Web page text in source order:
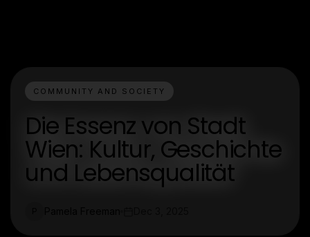
COMMUNITY AND SOCIETY
Die Essenz von Stadt
Wien: Kultur, Geschichte
und Lebensqualität